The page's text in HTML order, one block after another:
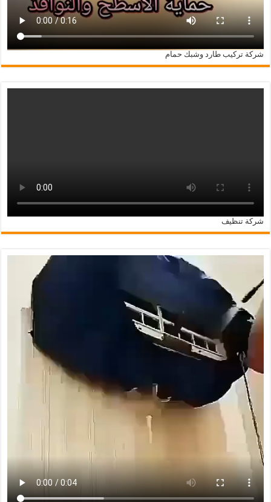
شركة تركيب طارد وشبك حمام
شركة تنظيف